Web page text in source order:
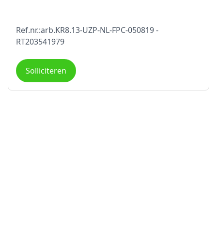
Ref.nr.:arb.KR8.13-UZP-NL-FPC-050819 -
RT203541979
Solliciteren